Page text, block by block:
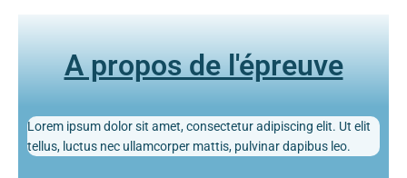
A propos de l'épreuve
Lorem ipsum dolor sit amet, consectetur adipiscing elit. Ut elit
tellus, luctus nec ullamcorper mattis, pulvinar dapibus leo.